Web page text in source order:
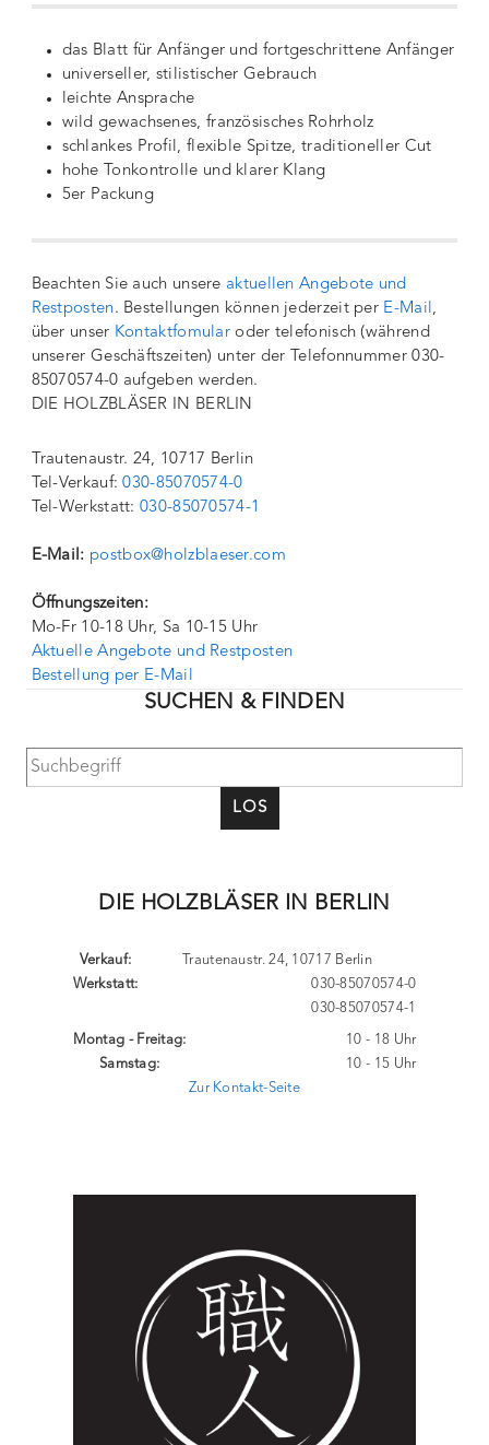
das Blatt für Anfänger und fortgeschrittene Anfänger
universeller, stilistischer Gebrauch
leichte Ansprache
wild gewachsenes, französisches Rohrholz
schlankes Profil, flexible Spitze, traditioneller Cut
hohe Tonkontrolle und klarer Klang
5er Packung
Beachten Sie auch unsere aktuellen Angebote und
Restposten. Bestellungen können jederzeit per E-Mail,
über unser Kontaktfomular oder telefonisch (während
unserer Geschäftszeiten) unter der Telefonnummer 030-
85070574-0 aufgeben werden.
DIE HOLZBLÄSER IN BERLIN
Trautenaustr. 24, 10717 Berlin
Tel-Verkauf:030-85070574-0
Tel-Werkstatt:030-85070574-1
E-Mail: postbox@holzblaeser.com
Öffnungszeiten:
Mo-Fr 10-18 Uhr, Sa 10-15 Uhr
Aktuelle Angebote und Restposten
Bestellung per E-Mail
SUCHEN & FINDEN
LOS
DIE HOLZBLÄSER IN BERLIN
Trautenaustr. 24, 10717 Berlin
Verkauf:
Werkstatt:
030-85070574-0
030-85070574-1
Montag - Freitag:
Samstag:
10 - 18 Uhr
10 - 15 Uhr
Zur Kontakt-Seite